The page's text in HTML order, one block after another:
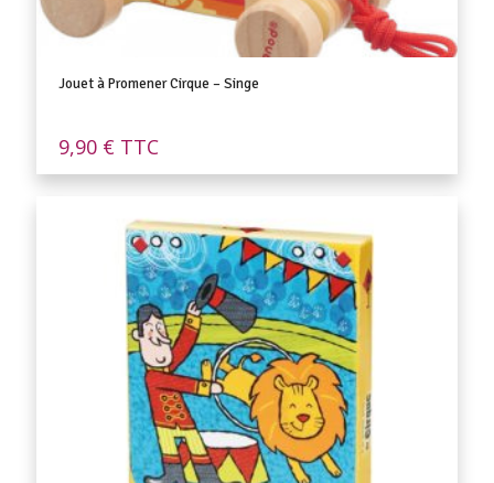
Jouet à Promener Cirque – Singe
9,90 € TTC